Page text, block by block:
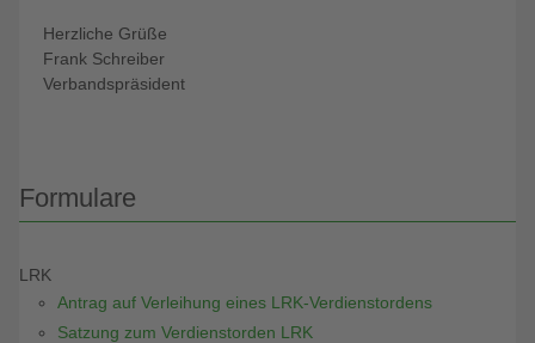
Herzliche Grüße
Frank Schreiber
Verbandspräsident
Formulare
LRK
Antrag auf Verleihung eines LRK-Verdienstordens
Satzung zum Verdienstorden LRK